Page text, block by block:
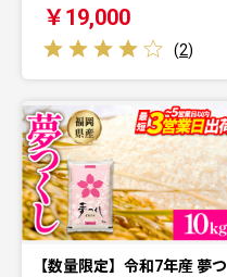
￥19,000
(2)
【数量限定】令和7年産 夢つ